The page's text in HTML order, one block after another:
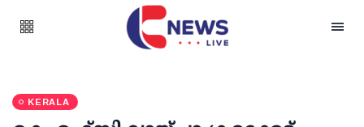
KERALA